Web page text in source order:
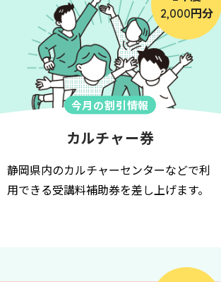
2,000円分
今月の割引情報
カルチャー券
静岡県内のカルチャーセンターなどで利
用できる受講料補助券を差し上げます。